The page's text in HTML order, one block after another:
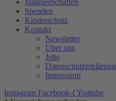
Spenden
Kinderschutz
Kontakt
Newsletter
Über uns
Jobs
Datenschutzerklärung
Impressum
Instagram Facebook-fYoutube